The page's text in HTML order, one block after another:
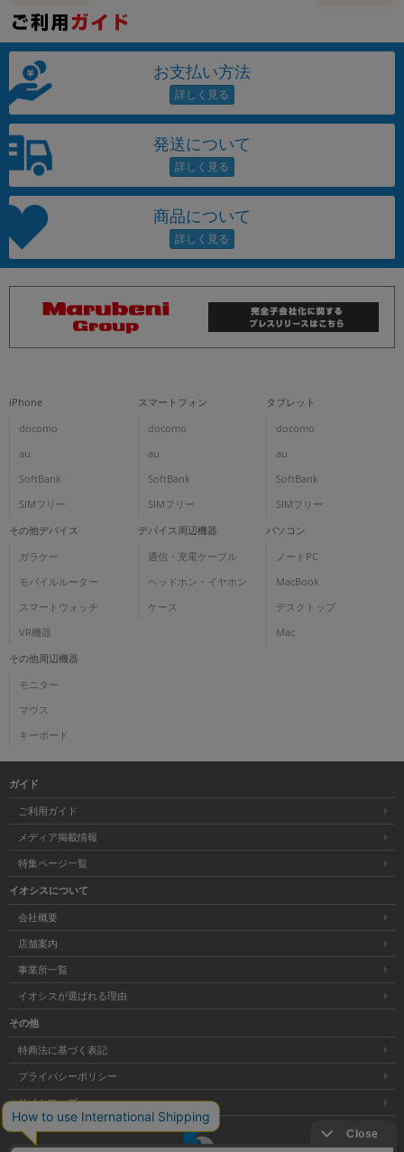
お支払い方法
発送について
商品について
iPhone
docomo
au
SoftBank
SIMフリー
スマートフォン
docomo
au
SoftBank
SIMフリー
タブレット
docomo
au
SoftBank
SIMフリー
その他デバイス
ガラケー
モバイルルーター
スマートウォッチ
VR機器
デバイス周辺機器
通信・充電ケーブル
ヘッドホン・イヤホン
ケース
パソコン
ノートPC
MacBook
デスクトップ
Mac
その他周辺機器
モニター
マウス
キーボード
ガイド
ご利用ガイド
メディア掲載情報
特集ページ一覧
イオシスについて
会社概要
店舗案内
事業所一覧
イオシスが選ばれる理由
その他
特商法に基づく表記
プライバシーポリシー
サイトマップ